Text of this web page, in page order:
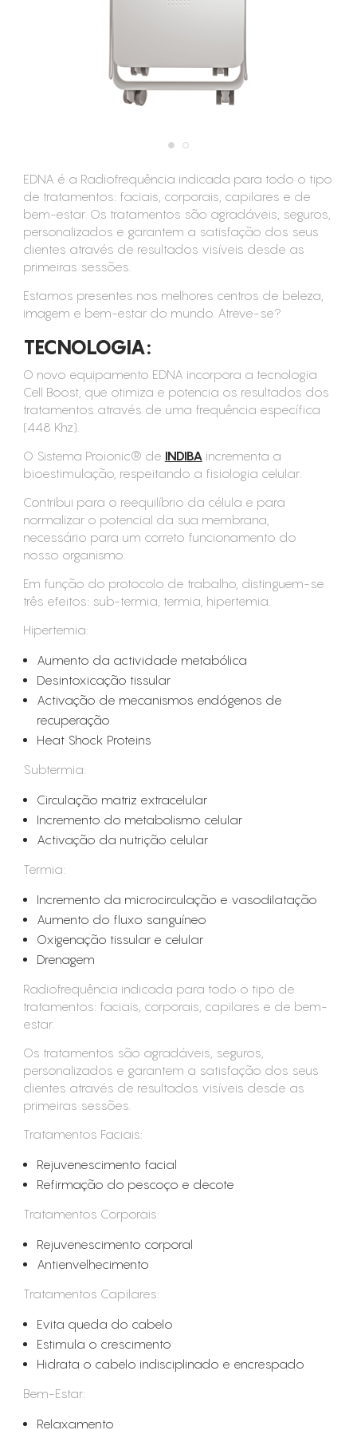
CONSUMÍVEIS
CONTACTOS
EDNA é a Radiofrequência indicada para todo o tipo
de tratamentos: faciais, corporais, capilares e de
bem-estar. Os tratamentos são agradáveis, seguros,
personalizados e garantem a satisfação dos seus
clientes através de resultados visíveis desde as
primeiras sessões.
Estamos presentes nos melhores centros de beleza,
imagem e bem-estar do mundo. Atreve-se?
TECNOLOGIA:
O novo equipamento EDNA incorpora a tecnologia
Cell Boost, que otimiza e potencia os resultados dos
tratamentos através de uma frequência específica
(448 Khz).
O Sistema Proionic® de INDIBAincrementa a
bioestimulação, respeitando a fisiologia celular.
Contribui para o reequilíbrio da célula e para
normalizar o potencial da sua membrana,
necessário para um correto funcionamento do
nosso organismo.
Em função do protocolo de trabalho, distinguem-se
três efeitos: sub-termia, termia, hipertemia.
Hipertemia:
Aumento da actividade metabólica
Desintoxicação tissular
Activação de mecanismos endógenos de
recuperação
Heat Shock Proteins
Subtermia:
Circulação matriz extracelular
Incremento do metabolismo celular
Activação da nutrição celular
Termia:
Incremento da microcirculação e vasodilatação
Aumento do fluxo sanguíneo
Oxigenação tissular e celular
Drenagem
Radiofrequência indicada para todo o tipo de
tratamentos: faciais, corporais, capilares e de bem-
estar.
Os tratamentos são agradáveis, seguros,
personalizados e garantem a satisfação dos seus
clientes através de resultados visíveis desde as
primeiras sessões.
Tratamentos Faciais:
Rejuvenescimento facial
Refirmação do pescoço e decote
Tratamentos Corporais:
Rejuvenescimento corporal
Antienvelhecimento
Tratamentos Capilares:
Evita queda do cabelo
Estimula o crescimento
Hidrata o cabelo indisciplinado e encrespado
Bem-Estar:
Relaxamento